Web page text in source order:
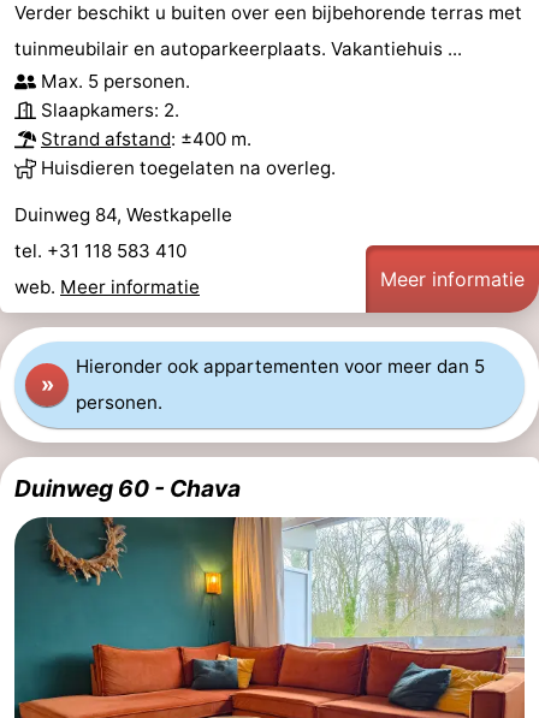
Wandelen
-
Paardrijden
-
Golfbanen
Eten
en
Evenementen
Praktisch
Forum
Route
-
Parkeren
Reisboekenwinkel
Medische
adressen
Regio
Verder beschikt u buiten over een bijbehorende terras met
tuinmeubilair en autoparkeerplaats. Vakantiehuis ...
Max. 5 personen.
Slaapkamers: 2.
Strand afstand: ±400 m.
Huisdieren toegelaten na overleg.
Duinweg 84, Westkapelle
tel. +31 118 583 410
web. Meer informatie Meer informatie
»
Hieronder ook appartementen voor meer dan 5
personen.
Duinweg 60 - Chava